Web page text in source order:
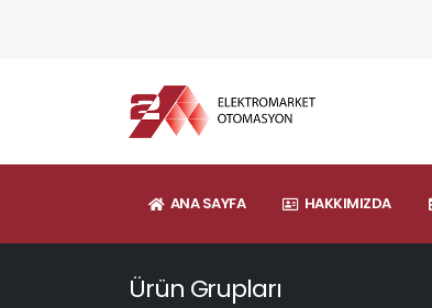
ANA SAYFA HAKKIMIZDA
Ürün Grupları